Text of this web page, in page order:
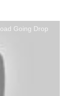
Going Drop